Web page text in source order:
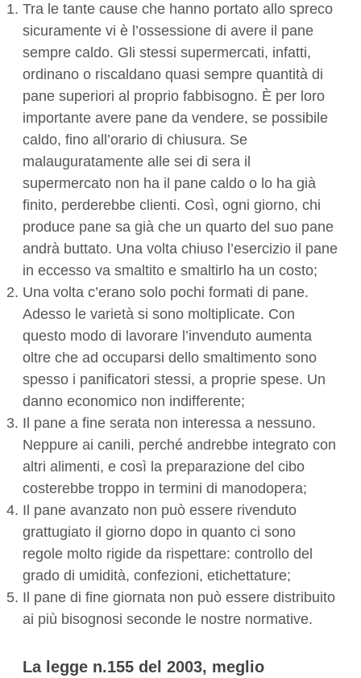
Tra le tante cause che hanno portato allo spreco
sicuramente vi è l’ossessione di avere il pane
sempre caldo. Gli stessi supermercati, infatti,
ordinano o riscaldano quasi sempre quantità di
pane superiori al proprio fabbisogno. È per loro
importante avere pane da vendere, se possibile
caldo, fino all’orario di chiusura. Se
malauguratamente alle sei di sera il
supermercato non ha il pane caldo o lo ha già
finito, perderebbe clienti. Così, ogni giorno, chi
produce pane sa già che un quarto del suo pane
andrà buttato. Una volta chiuso l’esercizio il pane
in eccesso va smaltito e smaltirlo ha un costo;
Una volta c’erano solo pochi formati di pane.
Adesso le varietà si sono moltiplicate. Con
questo modo di lavorare l’invenduto aumenta
oltre che ad occuparsi dello smaltimento sono
spesso i panificatori stessi, a proprie spese. Un
danno economico non indifferente;
Il pane a fine serata non interessa a nessuno.
Neppure ai canili, perché andrebbe integrato con
altri alimenti, e così la preparazione del cibo
costerebbe troppo in termini di manodopera;
Il pane avanzato non può essere rivenduto
grattugiato il giorno dopo in quanto ci sono
regole molto rigide da rispettare: controllo del
grado di umidità, confezioni, etichettature;
Il pane di fine giornata non può essere distribuito
ai più bisognosi seconde le nostre normative.
La legge n.155 del 2003, meglio